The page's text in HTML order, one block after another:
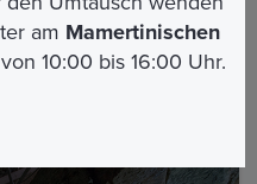
am Mamertinischen
10:00 bis 16:00 Uhr.